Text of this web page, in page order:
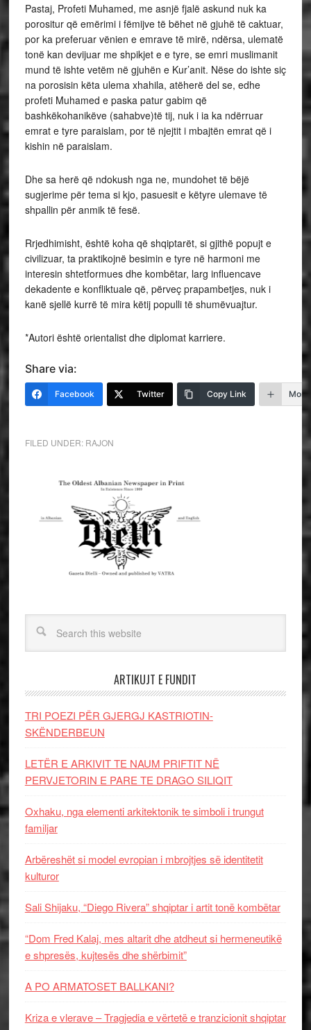
Pastaj, Profeti Muhamed, me asnjë fjalë askund nuk ka
porositur që emërimi i fëmijve të bëhet në gjuhë të caktuar,
por ka preferuar vënien e emrave të mirë, ndërsa, ulematë
tonë kan devijuar me shpikjet e e tyre, se emri muslimanit
mund të ishte vetëm në gjuhën e Kur’anit. Nëse do ishte siç
na porosisin këta ulema xhahila, atëherë del se, edhe
profeti Muhamed e paska patur gabim që
bashkëkohanikëve (sahabve)të tij, nuk i ia ka ndërruar
emrat e tyre paraislam, por të njejtit i mbajtën emrat që i
kishin në paraislam.
Dhe sa herë që ndokush nga ne, mundohet të bëjë
sugjerime për tema si kjo, pasuesit e këtyre ulemave të
shpallin për anmik të fesë.
Rrjedhimisht, është koha që shqiptarët, si gjithë popujt e
civilizuar, ta praktikojnë besimin e tyre në harmoni me
interesin shtetformues dhe kombëtar, larg influencave
dekadente e konfliktuale që, përveç prapambetjes, nuk i
kanë sjellë kurrë të mira këtij populli të shumëvuajtur.
*Autori është orientalist dhe diplomat karriere.
Share via:
Facebook Twitter Copy Link More
FILED UNDER: RAJON
ARTIKUJT E FUNDIT
TRI POEZI PËR GJERGJ KASTRIOTIN-
SKËNDERBEUN
LETËR E ARKIVIT TE NAUM PRIFTIT NË
PERVJETORIN E PARE TE DRAGO SILIQIT
Oxhaku, nga elementi arkitektonik te simboli i trungut
familjar
Arbëreshët si model evropian i mbrojtjes së identitetit
kulturor
Sali Shijaku, “Diego Rivera” shqiptar i artit tonë kombëtar
“Dom Fred Kalaj, mes altarit dhe atdheut si hermeneutikë
e shpresës, kujtesës dhe shërbimit”
A PO ARMATOSET BALLKANI?
Kriza e vlerave – Tragjedia e vërtetë e tranzicionit shqiptar